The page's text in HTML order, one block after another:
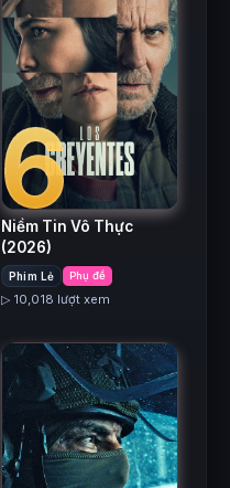
6
Niềm Tin Vô Thực
(2026)
Phim Lẻ Phụ đề
▷ 10,018 lượt xem